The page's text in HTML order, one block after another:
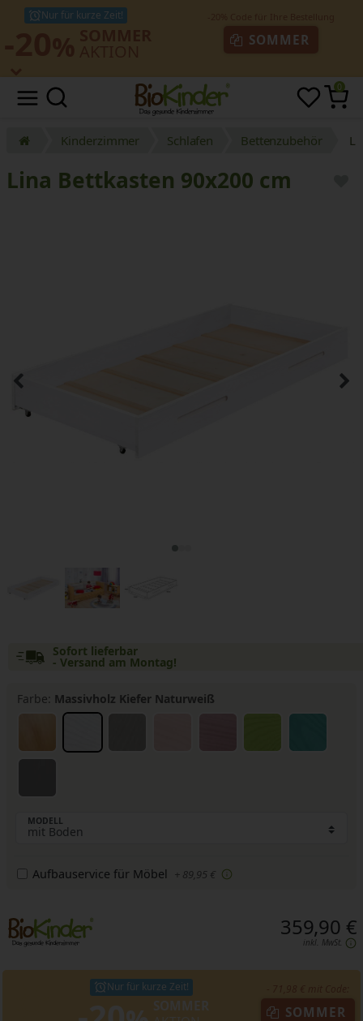
Nur für kurze Zeit!
SOMMER
0
Kinderzimmer Schlafen Bettenzubehör
Lina Bettkasten 90x200 cm
Sofort lieferbar
- Versand am Montag!
Farbe: Massivholz Kiefer Naturweiß
MODELL
Aufbauservice für Möbel + 89,95 €
359,90 €
inkl. MwSt.
Nur für kurze Zeit!
SOMMER